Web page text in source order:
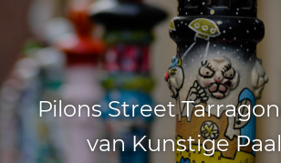
Tarragona
Catalonië
Pilons Street
van Kunstige